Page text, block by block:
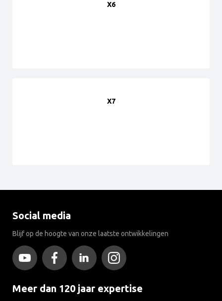
X6
X7
Social media
Blijf op de hoogte van onze laatste ontwikkelingen
Meer dan 120 jaar expertise